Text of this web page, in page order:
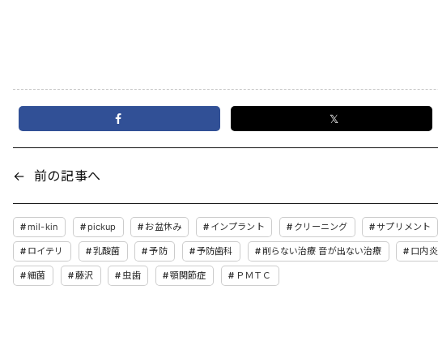
𝕏
← 前の記事へ
mil-kin pickup お盆休み インプラント クリーニング サプリメント
ロイテリ 乳酸菌 予防 予防歯科 削らない治療 音が出ない治療 口内炎
細菌 藤沢 虫歯 顎関節症 ＰＭＴＣ